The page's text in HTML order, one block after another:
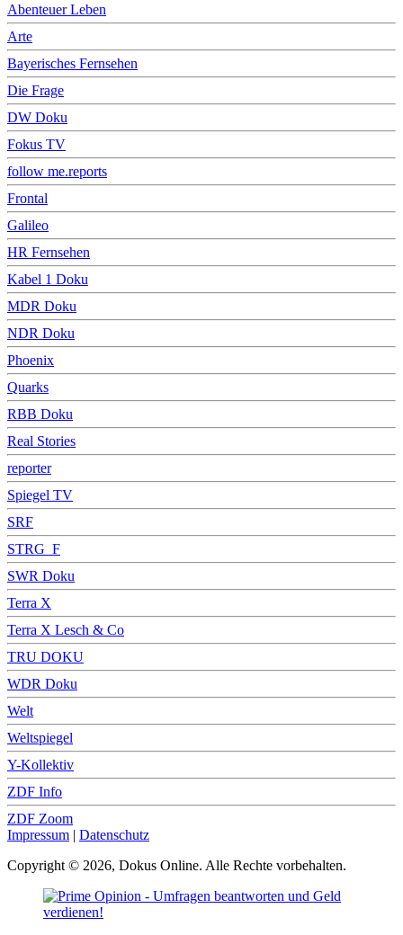
Abenteuer Leben
Arte
Bayerisches Fernsehen
Die Frage
DW Doku
Fokus TV
follow me.reports
Frontal
Galileo
HR Fernsehen
Kabel 1 Doku
MDR Doku
NDR Doku
Phoenix
Quarks
RBB Doku
Real Stories
reporter
Spiegel TV
SRF
STRG_F
SWR Doku
Terra X
Terra X Lesch & Co
TRU DOKU
WDR Doku
Welt
Weltspiegel
Y-Kollektiv
ZDF Info
ZDF Zoom
Impressum | Datenschutz
Copyright © 2026, Dokus Online. Alle Rechte vorbehalten.